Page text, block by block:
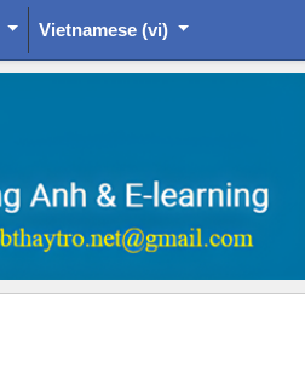
Vietnamese ‎(vi)‎